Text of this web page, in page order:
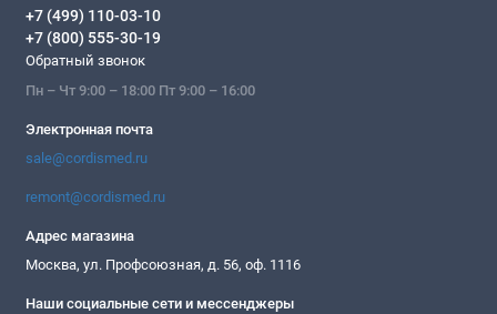
+7 (499) 110-03-10
+7 (800) 555-30-19
Обратный звонок
Пн – Чт 9:00 – 18:00 Пт 9:00 – 16:00
Электронная почта
sale@cordismed.ru
remont@cordismed.ru
Адрес магазина
Москва, ул. Профсоюзная, д. 56, оф. 1116
Наши социальные сети и мессенджеры